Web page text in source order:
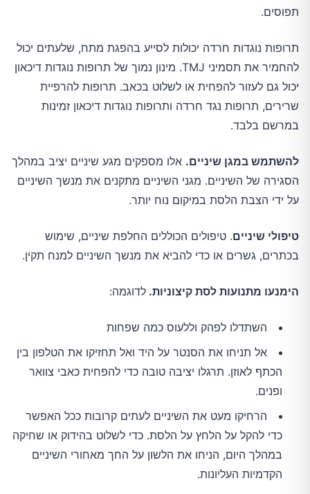
תפוסים.
תרופות נוגדות חרדה יכולות לסייע בהפגת מתח, שלעתים יכול
להחמיר את תסמיני TMJ. מינון נמוך של תרופות נוגדות דיכאון
יכול גם לעזור להפחית או לשלוט בכאב. תרופות להרפיית
שרירים, תרופות נגד חרדה ותרופות נוגדות דיכאון זמינות
במרשם בלבד.
להשתמש במגן שיניים. אלו מספקים מגע שיניים יציב במהלך
הסגירה של השיניים. מגני השיניים מתקנים את מנשך השיניים
על ידי הצבת הלסת במיקום נוח יותר.
טיפולי שיניים. טיפולים הכוללים החלפת שיניים, שימוש
בכתרים, גשרים או כדי להביא את מנשך השיניים למנח תקין.
הימנעו מתנועות לסת קיצוניות. לדוגמה:
השתדלו לפהק וללעוס כמה שפחות
אל תניחו את הסנטר על היד ואל תחזיקו את הטלפון בין
הכתף לאוזן. תרגלו יציבה טובה כדי להפחית כאבי צוואר
ופנים.
הרחיקו מעט את השיניים לעתים קרובות ככל האפשר
כדי להקל על הלחץ על הלסת. כדי לשלוט בהידוק או שחיקה
במהלך היום, הניחו את הלשון על החך מאחורי השיניים
הקדמיות העליונות.